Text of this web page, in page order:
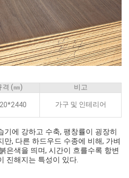
격 (㎜) 비고
가구 및 인테리어
기에 강하고 수축, 팽창률이 굉장히
만, 다른 하드우드 수종에 비해, 가벼
은색을 띄며, 시간이 흐를수록 항변
진해지는 특성이 있다.